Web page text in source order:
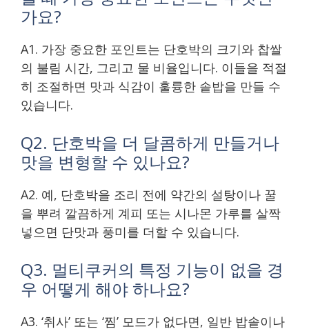
가요?
A1. 가장 중요한 포인트는 단호박의 크기와 찹쌀
의 불림 시간, 그리고 물 비율입니다. 이들을 적절
히 조절하면 맛과 식감이 훌륭한 솥밥을 만들 수
있습니다.
Q2. 단호박을 더 달콤하게 만들거나
맛을 변형할 수 있나요?
A2. 예, 단호박을 조리 전에 약간의 설탕이나 꿀
을 뿌려 깔끔하게 계피 또는 시나몬 가루를 살짝
넣으면 단맛과 풍미를 더할 수 있습니다.
Q3. 멀티쿠커의 특정 기능이 없을 경
우 어떻게 해야 하나요?
A3. ‘취사’ 또는 ‘찜’ 모드가 없다면, 일반 밥솥이나